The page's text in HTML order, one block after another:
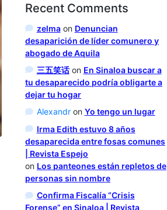
Recent Comments
zelmaon Denuncian
desaparición de líder comunero y
abogado de Aquila
三五笑话on En Sinaloa buscar a
tu desaparecido podría obligarte a
dejar tu hogar
Alexandron Yo tengo un lugar
Irma Edith estuvo 8 años
desaparecida entre fosas comunes
| Revista Espejo
on Los panteones están repletos de
personas sin nombre
Confirma Fiscalía “Crisis
Forense” en Sinaloa | Revista